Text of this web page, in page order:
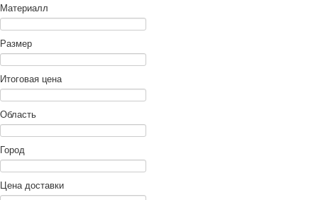
Материалл
Размер
Итоговая цена
Область
Город
Цена доставки